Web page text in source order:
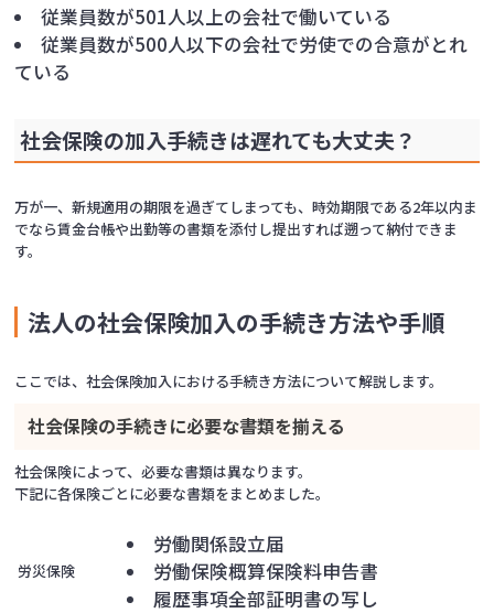
従業員数が501人以上の会社で働いている
従業員数が500人以下の会社で労使での合意がとれ
ている
社会保険の加入手続きは遅れても大丈夫？
万が一、新規適用の期限を過ぎてしまっても、時効期限である2年以内ま
でなら賃金台帳や出勤等の書類を添付し提出すれば遡って納付できま
す。
法人の社会保険加入の手続き方法や手順
ここでは、社会保険加入における手続き方法について解説します。
社会保険の手続きに必要な書類を揃える
社会保険によって、必要な書類は異なります。
下記に各保険ごとに必要な書類をまとめました。
労災保険
労働関係設立届
労働保険概算保険料申告書
履歴事項全部証明書の写し